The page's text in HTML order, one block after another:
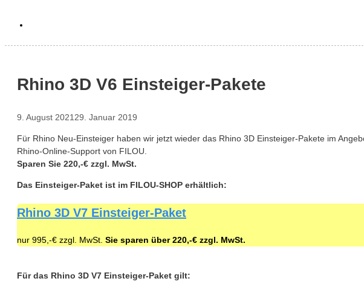
Rhino 3D V6 Einsteiger-Pakete
9. August 202129. Januar 2019
Für Rhino Neu-Einsteiger haben wir jetzt wieder das Rhino 3D Einsteiger-Pakete im
Rhino-Online-Support von FILOU.
Sparen Sie 220,-€ zzgl. MwSt.
Das Einsteiger-Paket ist im FILOU-SHOP erhältlich:
Rhino 3D V7 Einsteiger-Paket
nur 995,-€ zzgl. MwSt. Sie sparen über 220,-€ zzgl. MwSt.
Für das Rhino 3D V7 Einsteiger-Paket gilt: